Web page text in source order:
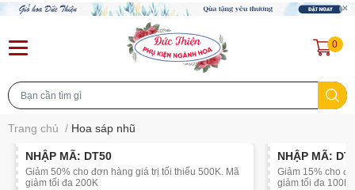
0
Trang chủ / Hoa sáp nhũ
NHẬP MÃ: DT50
Giảm 50% cho đơn hàng giá trị tối thiểu 500K. Mã
giảm tối đa 200K
NHẬP MÃ:
Giảm 15% cho
giảm tối đa 100K